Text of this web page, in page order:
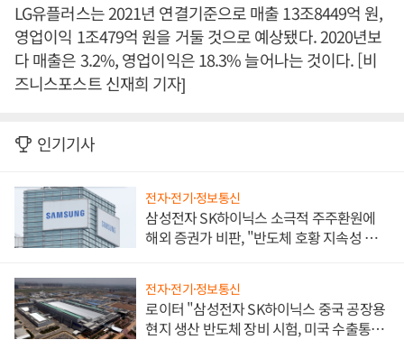
LG유플러스는 2021년 연결기준으로 매출 13조8449억 원,
영업이익 1조479억 원을 거둘 것으로 예상됐다. 2020년보
다 매출은 3.2%, 영업이익은 18.3% 늘어나는 것이다. [비
즈니스포스트 신재희 기자]
인기기사
전자·전기·정보통신
삼성전자 SK하이닉스 소극적 주주환원에
해외 증권가 비판, "반도체 호황 지속성 의
전자·전기·정보통신
로이터 "삼성전자 SK하이닉스 중국 공장용
현지 생산 반도체 장비 시험, 미국 수출통제